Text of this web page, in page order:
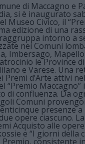
di Maccagno e
si è inaugurato
Museo Civico, il
edizione di una
intorno a
nei Comuni
Imbersago,
le Province
e Varese. Una
Premi d’Arte attivi
“Premio
di confluenza. Da
Comuni
presenze a
opere ciascuno.
Acquisto alle
e “I giorni della
Premio, consistente